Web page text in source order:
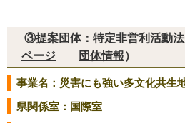
③提案団体：特定非営利活動
ページ
団体情報）
事業名：災害にも強い多文化共生
県関係室：国際室